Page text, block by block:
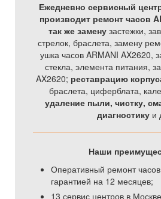
Ежедневно сервисный
производит ремонт часов
так же замену застежки,
стрелок, браслета, замену
ушка часов ARMANI AX2620,
стекла, элемента питания,
AX2620; реставрацию
браслета, циферблата,
удаление пыли, чистку,
диагностику и
Наши
Оперативный ремонт
гарантией на 12 месяцев;
13 сервис центров в